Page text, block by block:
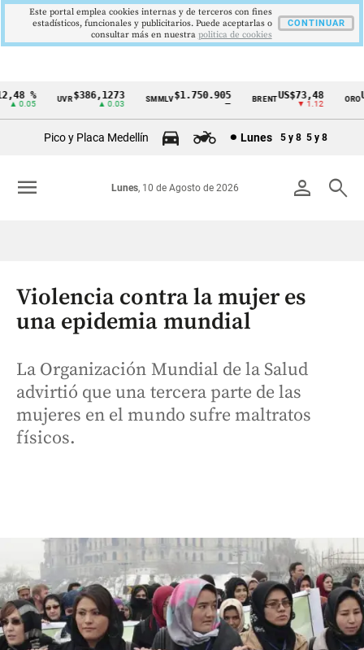
Cintillo
Colombia
%
0.05
UVR$386,1273
▲ 0.03
SMMLV$1.750.905 BRENTUS$73,48
▼ 1.12
ORO
Pico y Placa Medellín Lunes 5 y 8 5 y 8
person search
Lunes, 10 de Agosto de 2026
menu
Violencia contra la mujer es
una epidemia mundial
La Organización Mundial de la Salud
advirtió que una tercera parte de las
mujeres en el mundo sufre maltratos
físicos.
Este portal emplea cookies internas y de terceros con fines
estadísticos, funcionales y publicitarios. Puede aceptarlas o
consultar más en nuestra politica de cookies
CONTINUAR